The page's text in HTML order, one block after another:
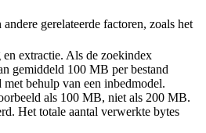
gerelateerde factoren, zoals het
extractie. Als de zoekindex
gemiddeld 100 MB per bestand
behulp van een inbedmodel.
als 100 MB, niet als 200 MB.
Het totale aantal verwerkte bytes